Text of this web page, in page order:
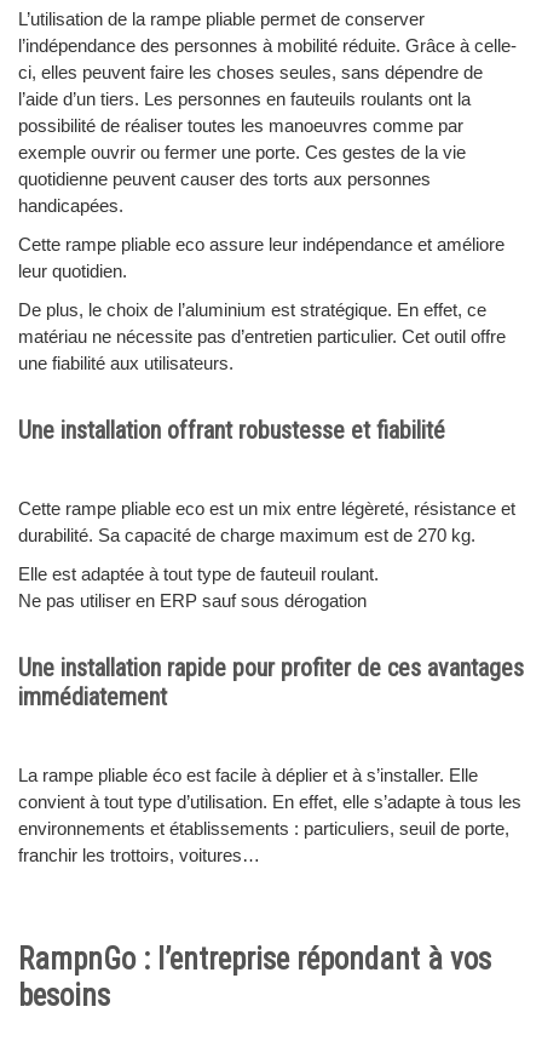
L’utilisation de la rampe pliable permet de conserver
l’indépendance des personnes à mobilité réduite. Grâce à celle-
ci, elles peuvent faire les choses seules, sans dépendre de
l’aide d’un tiers. Les personnes en fauteuils roulants ont la
possibilité de réaliser toutes les manoeuvres comme par
exemple ouvrir ou fermer une porte. Ces gestes de la vie
quotidienne peuvent causer des torts aux personnes
handicapées.
Cette rampe pliable eco assure leur indépendance et améliore
leur quotidien.
De plus, le choix de l’aluminium est stratégique. En effet, ce
matériau ne nécessite pas d’entretien particulier. Cet outil offre
une fiabilité aux utilisateurs.
Une installation offrant robustesse et fiabilité
Cette rampe pliable eco est un mix entre légèreté, résistance et
durabilité. Sa capacité de charge maximum est de 270 kg.
Elle est adaptée à tout type de fauteuil roulant.
Ne pas utiliser en ERP sauf sous dérogation
Une installation rapide pour profiter de ces avantages
immédiatement
La rampe pliable éco est facile à déplier et à s’installer. Elle
convient à tout type d’utilisation. En effet, elle s’adapte à tous les
environnements et établissements : particuliers, seuil de porte,
franchir les trottoirs, voitures…
RampnGo : l’entreprise répondant à vos
besoins